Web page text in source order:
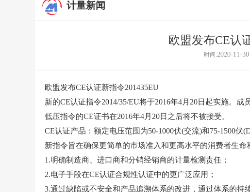
计量新闻
欧盟发布CE认
时间:2020-11-30
欧盟发布CE认证新指令201435EU
新的CE认证指令2014/35/EU将于2016年4月20日起实施。
低压指令的CE证书在2016年4月20日之后将不被接受。
CE认证产品：额定电压范围为50-1000伏(交流)和75-1500伏
新指令旨在确保更简单的市场准入和更高水平的消费者生命
1.明确制造商、进口商和分销经销商的计量检测责任；
2.电子手段在CE认证合规性认证中的更广泛应用；
3.通过缺陷或不安全和产品追溯体系的改进，通过体系的持